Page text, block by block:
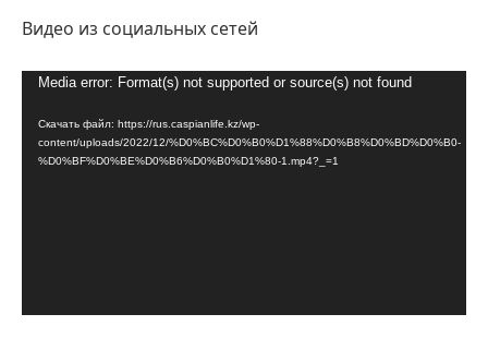
Видео из социальных сетей
Видеоплеер
Media error: Format(s) not supported or source(s) not found
Скачать файл: https://rus.caspianlife.kz/wp-
content/uploads/2022/12/%D0%BC%D0%B0%D1%88%D0%B8%D0%BD%D0%B0-
%D0%BF%D0%BE%D0%B6%D0%B0%D1%80-1.mp4?_=1